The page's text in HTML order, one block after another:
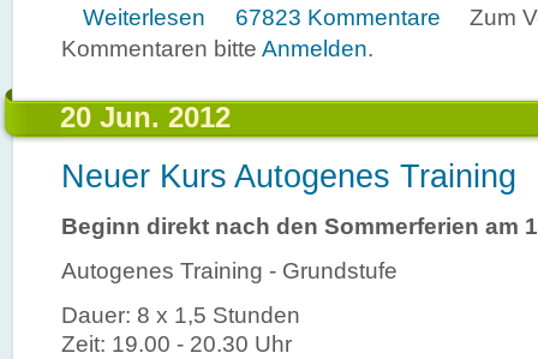
Weiterlesen über Neuer Kurs Autogenes Training
67823 Kommentare
Zum
Kommentaren bitte Anmelden.
20 Jun. 2012
Neuer Kurs Autogenes Training
Beginn direkt nach den Sommerferien am
Autogenes Training - Grundstufe
Dauer: 8 x 1,5 Stunden
Zeit: 19.00 - 20.30 Uhr